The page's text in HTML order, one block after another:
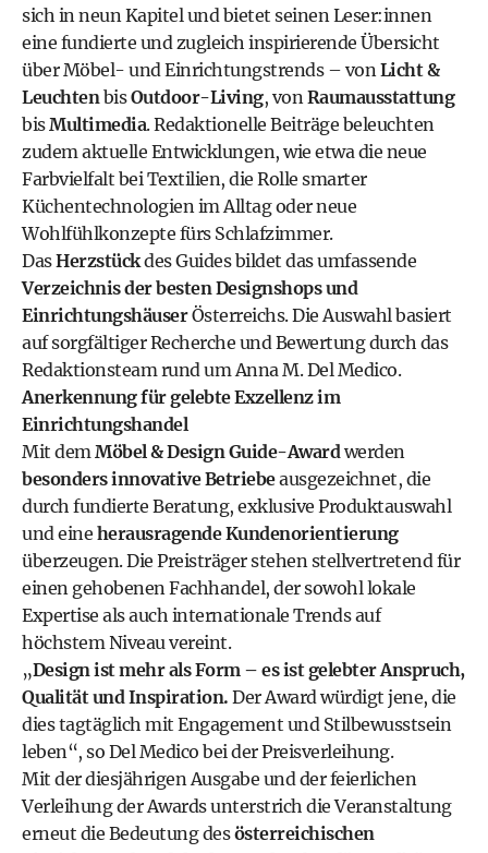
sich in neun Kapitel und bietet seinen Leser:innen
eine fundierte und zugleich inspirierende Übersicht
über Möbel- und Einrichtungstrends – vonLicht &
LeuchtenbisOutdoor-Living, vonRaumausstattung
bisMultimedia. Redaktionelle Beiträge beleuchten
zudem aktuelle Entwicklungen, wie etwa die neue
Farbvielfalt bei Textilien, die Rolle smarter
Küchentechnologien im Alltag oder neue
Wohlfühlkonzepte fürs Schlafzimmer.
DasHerzstückdes Guides bildet das umfassende
Verzeichnis der besten Designshops und
EinrichtungshäuserÖsterreichs. Die Auswahl basiert
auf sorgfältiger Recherche und Bewertung durch das
Redaktionsteam rund um Anna M. Del Medico.
Anerkennung für gelebte Exzellenz im
Einrichtungshandel
Mit demMöbel & Design Guide-Awardwerden
besonders innovative Betriebeausgezeichnet, die
durch fundierte Beratung, exklusive Produktauswahl
und eine herausragende Kundenorientierung
überzeugen. Die Preisträger stehen stellvertretend für
einen gehobenen Fachhandel, der sowohl lokale
Expertise als auch internationale Trends auf
höchstem Niveau vereint.
„Design ist mehr als Form – es ist gelebter Anspruch,
Qualität und Inspiration. Der Award würdigt jene, die
dies tagtäglich mit Engagement und Stilbewusstsein
leben“, so Del Medico bei der Preisverleihung.
Mit der diesjährigen Ausgabe und der feierlichen
Verleihung der Awards unterstrich die Veranstaltung
erneut die Bedeutung desösterreichischen